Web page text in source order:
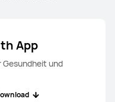
App
Gesundheit und